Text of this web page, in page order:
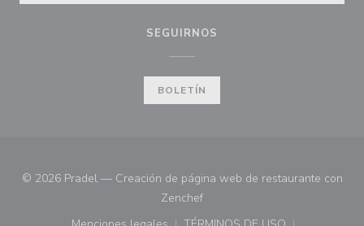
SEGUIRNOS
BOLETÍN
© 2026 Pradel — Creación de página web de restaurante con
Zenchef((abre en una nueva ventana))